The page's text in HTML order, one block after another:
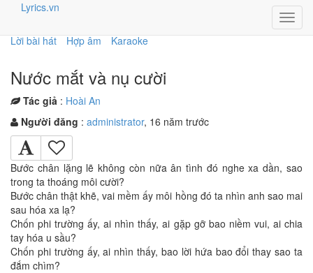
Lyrics.vn
Lời bài hát Hợp âm Karaoke
Nước mắt và nụ cười
Tác giả : Hoài An
Người đăng : administrator, 16 năm trước
Bước chân lặng lẽ không còn nữa ân tình đó nghe xa dần, sao
trong ta thoáng môi cười?
Bước chân thật khẽ, vai mềm ấy môi hồng đó ta nhìn anh sao mai
sau hóa xa lạ?
Chốn phi trường ấy, ai nhìn thấy, ai gặp gỡ bao niềm vui, ai chia
tay hóa u sầu?
Chốn phi trường ấy, ai nhìn thấy, bao lời hứa bao đổi thay sao ta
đắm chìm?